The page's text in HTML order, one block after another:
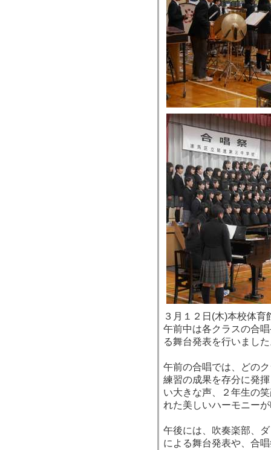
３月１２日(木)本校体
午前中は各クラスの合
る舞台発表を行いまし
午前の合唱では、どの
練習の成果を存分に発
い大きな声、２年生の
れた美しいハーモニー
午後には、吹奏楽部、
による舞台発表や、合